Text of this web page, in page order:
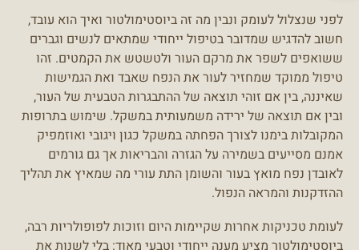
לפני שנצלול לעומק ונבין מה זה ביוסטימולטור ואיך הוא עובד,
חשוב להדגיש שמדובר בטיפול ייחודי שמתאים לנשים וגברים
ששואפים לשפר את מרקם העור ולטשטש את הקמטים. זהו
טיפול ממוקד שמחזיר לעור את הנפח שאבד ואת הגמישות
שאיננה, בין אם זוהי תוצאה של ההתבגרות הטבעית של העור,
ובין אם תוצאה של ירידה משמעותית במשקל. שימוש בתרופות
המקובלות בימנו לצורך הפחתה במשקל כגון ויגובי ואוזמפיק
אמנם מסייעים בשמירה על הגזרה והבריאות אך גם גורמים
לאובדן נפח מואץ בעור והשומן התת עורי מה שמאיץ את תהליך
ההזדקנות והמראה הנפול.
לעומת טכניקות אחרות שקיימות היום וזוכות לפופולריות רבה,
ביוסטימולטור מציע מענה ייחודי וטבעי מאוד: בלי לשנות את